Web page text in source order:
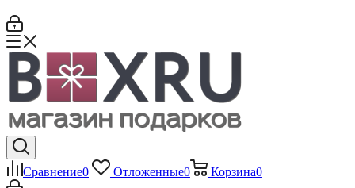
Сравнение0 Отложенные0 Корзина0